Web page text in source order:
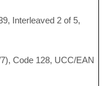
Interleaved 2 of 5,
Code 128, UCC/EAN